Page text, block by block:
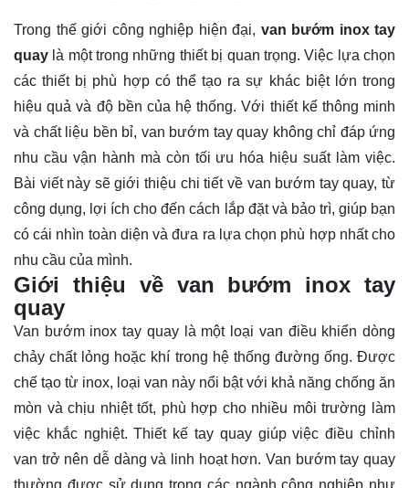
Trong thế giới công nghiệp hiện đại, van bướm inox tay
quay là một trong những thiết bị quan trọng. Việc lựa chọn
các thiết bị phù hợp có thể tạo ra sự khác biệt lớn trong
hiệu quả và độ bền của hệ thống. Với thiết kế thông minh
và chất liệu bền bỉ, van bướm tay quay không chỉ đáp ứng
nhu cầu vận hành mà còn tối ưu hóa hiệu suất làm việc.
Bài viết này sẽgiới thiệu chi tiết về van bướm tay quay, từ
công dụng, lợi ích cho đến cách lắp đặt và bảo trì, giúp bạn
có cái nhìn toàn diện và đưa ra lựa chọn phù hợp nhất cho
nhu cầu của mình.
Giới thiệu về van bướm inox tay
quay
Van bướm inox tay quay là một loại van điều khiển dòng
chảy chất lỏng hoặc khí trong hệ thống đường ống. Được
chế tạo từ inox, loại van này nổi bật với khả năng chống ăn
mòn và chịu nhiệt tốt, phù hợp cho nhiều môi trường làm
việc khắc nghiệt. Thiết kế tay quay giúp việc điều chỉnh
van trở nên dễ dàng và linh hoạt hơn. Van bướm tay quay
thường được sử dụng trong các ngành công nghiệp như